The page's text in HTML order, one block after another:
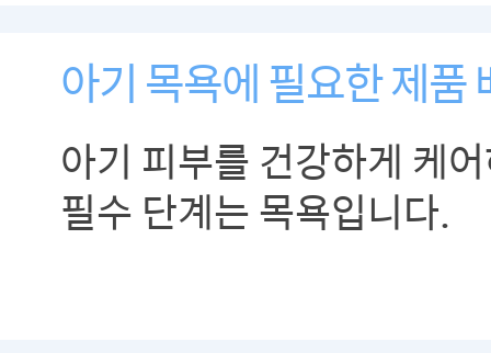
아기 목욕에 필요한 제품
아기 피부를 건강하게 케
필수 단계는 목욕입니다.